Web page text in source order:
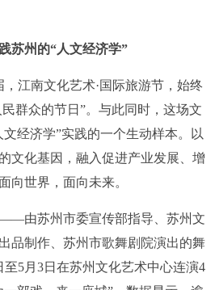
苏州的“人文经济学”
江南文化艺术·国际旅游节，始终
群众的节日”。与此同时，这场文
经济学”实践的一个生动样本。以
文化基因，融入促进产业发展、增
向世界，面向未来。
由苏州市委宣传部指导、苏州文
品制作、苏州市歌舞剧院演出的舞
5月3日在苏州文化艺术中心连演4